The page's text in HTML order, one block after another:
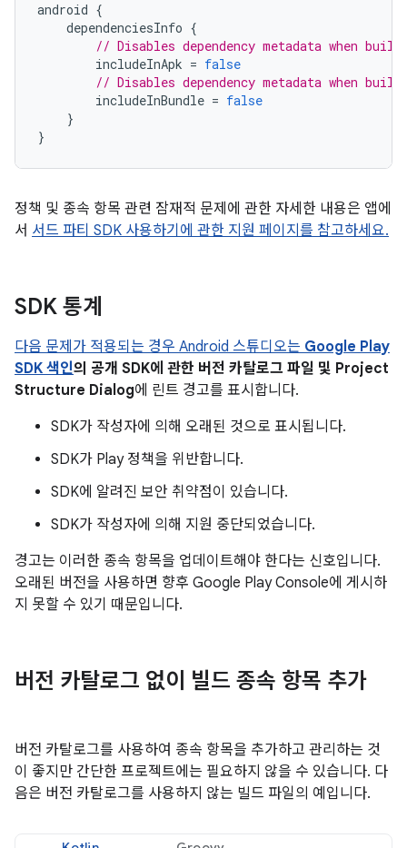
android {
dependenciesInfo {
// Disables dependency metadata when
includeInApk = false
// Disables dependency metadata when
includeInBundle = false
}
}
정책 및 종속 항목 관련 잠재적 문제에 관한 자세한 내용은 앱에
서 서드 파티 SDK 사용하기에 관한 지원 페이지를 참고하세요.
SDK 통계
다음 문제가 적용되는 경우 Android 스튜디오는 Google Play
SDK 색인의 공개 SDK에 관한 버전 카탈로그 파일 및 Project
Structure Dialog에 린트 경고를 표시합니다.
SDK가 작성자에 의해 오래된 것으로 표시됩니다.
SDK가 Play 정책을 위반합니다.
SDK에 알려진 보안 취약점이 있습니다.
SDK가 작성자에 의해 지원 중단되었습니다.
경고는 이러한 종속 항목을 업데이트해야 한다는 신호입니다.
오래된 버전을 사용하면 향후 Google Play Console에 게시하
지 못할 수 있기 때문입니다.
버전 카탈로그 없이 빌드 종속 항목 추가
버전 카탈로그를 사용하여 종속 항목을 추가하고 관리하는 것
이 좋지만 간단한 프로젝트에는 필요하지 않을 수 있습니다. 다
음은 버전 카탈로그를 사용하지 않는 빌드 파일의 예입니다.